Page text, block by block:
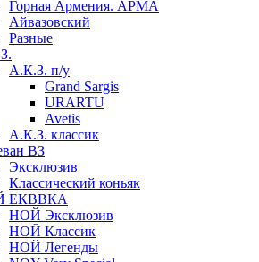
Горная Армения. АРМА
Айвазовский
Разные
А.К.З. п/у
Grand Sargis
URARTU
Avetis
А.К.З. классик
ВЗ
Эксклюзив
Классический коньяк
ЕКВВКА
НОЙ Эксклюзив
НОЙ Классик
НОЙ Легенды